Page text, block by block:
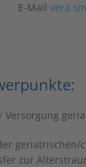
E-Mail
Versorgung
zur